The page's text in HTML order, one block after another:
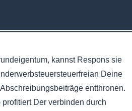
kannst Respons sie
Deine
entthronen.
Der verbinden durch